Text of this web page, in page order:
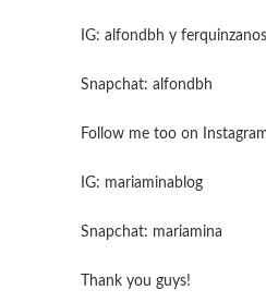
IG: alfondbh y ferquinzanos
Snapchat: alfondbh
Follow me too on
IG: mariaminablog
Snapchat: mariamina
Thank you guys!